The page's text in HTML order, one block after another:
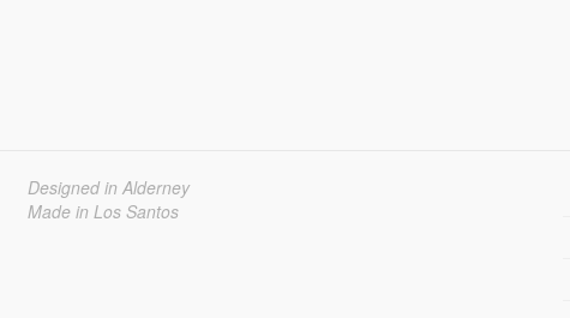
Designed in Alderney
Made in Los Santos